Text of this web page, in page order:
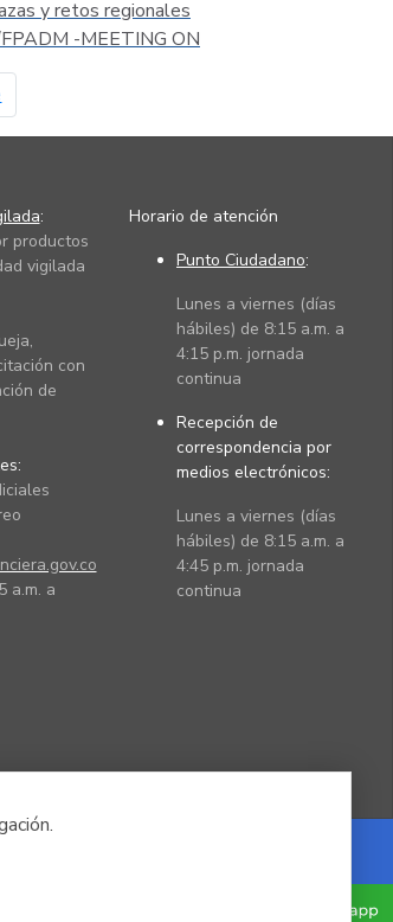
y retos regionales
-MEETING ON
:
productos
vigilada
con
de
a.m. a
Horario de atención
Punto Ciudadano:
Lunes a viernes (días
hábiles) de 8:15 a.m. a
4:15 p.m. jornada
continua
Recepción de
correspondencia por
medios electrónicos:
Lunes a viernes (días
hábiles) de 8:15 a.m. a
4:45 p.m. jornada
continua
Powered by Nexura